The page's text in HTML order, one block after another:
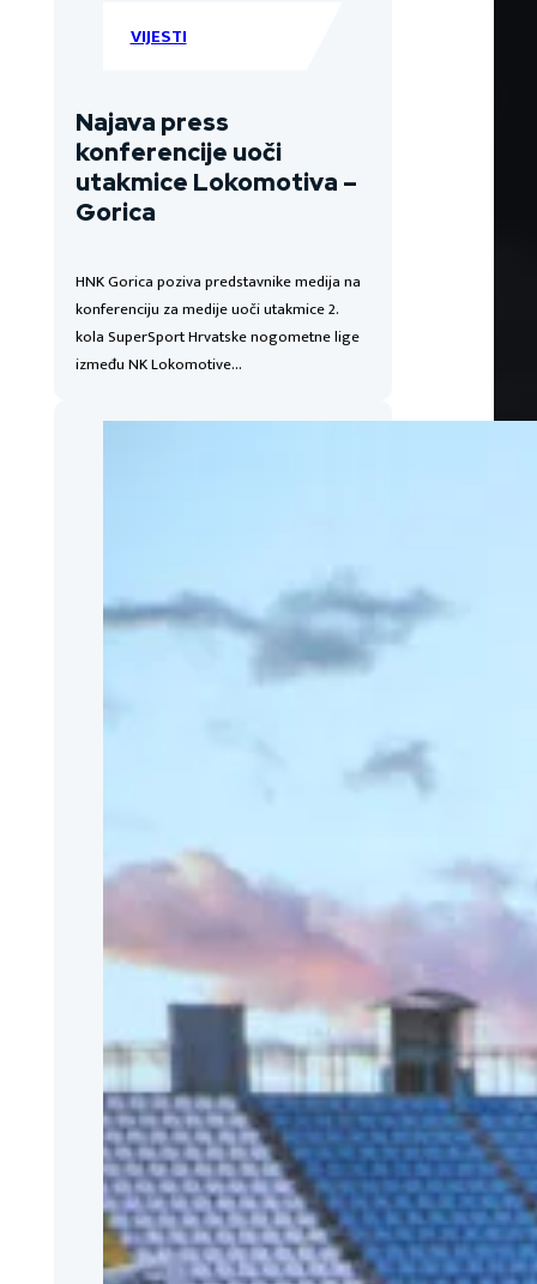
VIJESTI
Najava press
konferencije uoči
utakmice Lokomotiva –
Gorica
HNK Gorica poziva predstavnike medija na
konferenciju za medije uoči utakmice 2.
kola SuperSport Hrvatske nogometne lige
između NK Lokomotive…